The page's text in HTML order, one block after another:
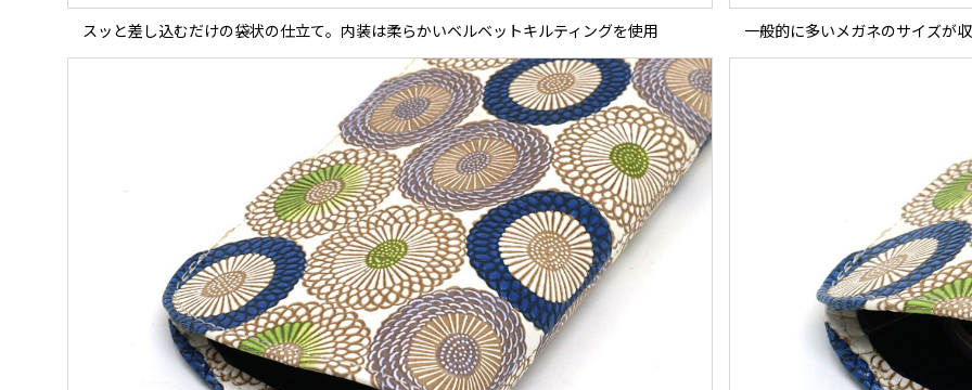
スッと差し込むだけの袋状の仕立て。内装は柔らかいベルベットキルティングを使用 一般的に多いメガネのサイズが